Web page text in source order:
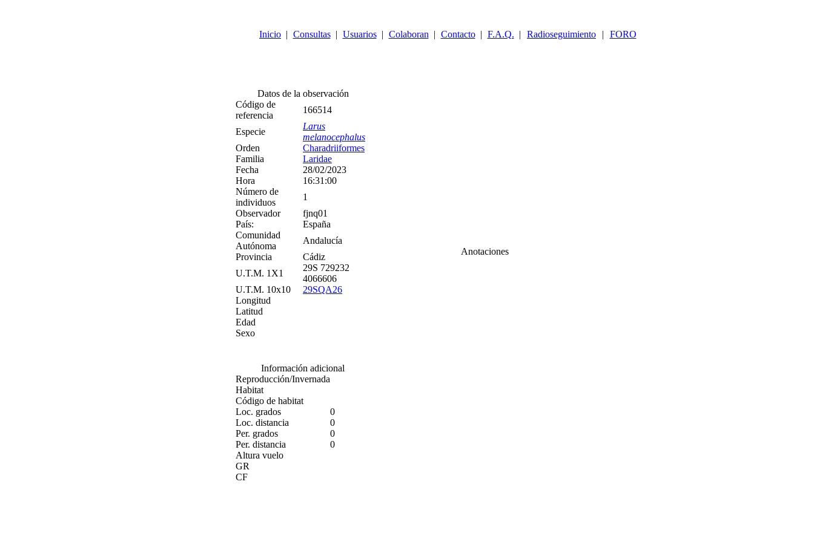
Inicio | Consultas | Usuarios | Colaboran | Contacto | F.A.Q. | Radioseguimiento | FORO
Datos de la observación
Código de
referencia
166514
Especie
Larus
melanocephalus
Orden
Charadriiformes
Familia
Laridae
Fecha
28/02/2023
Hora
16:31:00
Número de
individuos
1
Observador
fjnq01
País:
España
Comunidad
Autónoma
Andalucía
Provincia
Cádiz
U.T.M. 1X1
29S 729232
4066606
U.T.M. 10x10
29SQA26
Longitud
Latitud
Edad
Sexo
Anotaciones
Información adicional
Reproducción/Invernada
Habitat
Código de habitat
Loc. grados
0
Loc. distancia
0
Per. grados
0
Per. distancia
0
Altura vuelo
GR
CF